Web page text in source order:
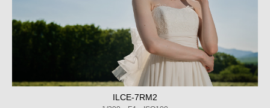
ILCE-7RM2